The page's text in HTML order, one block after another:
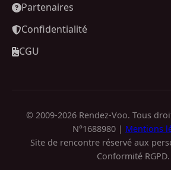
Partenaires
Confidentialité
CGU
© 2009-2026 Rendez-Voo. Tous
N°1688980 | Mentions
Site de rencontre réservé aux
Conformité RGPD.